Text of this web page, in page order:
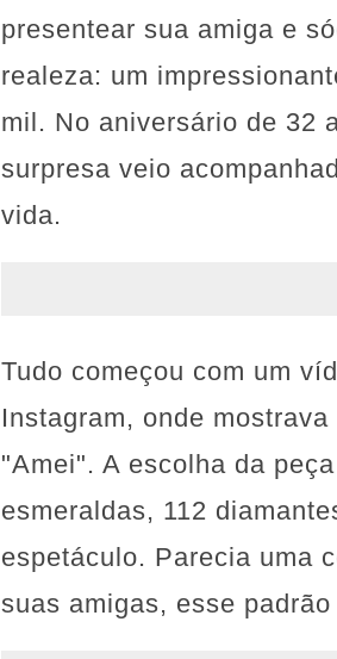
presentear sua amiga e
realeza: um
mil. No aniversário de 32
surpresa veio
vida.
Tudo começou com um
Instagram, onde
"Amei". A escolha da
esmeraldas, 112
espetáculo. Parecia uma
suas amigas, esse